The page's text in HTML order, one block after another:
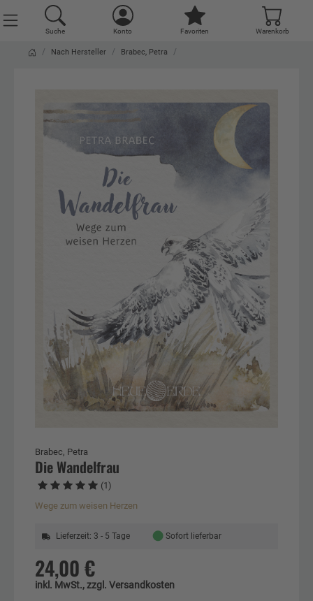
Suche Konto Favoriten Warenkorb
Nach Hersteller Brabec, Petra
Brabec, Petra
Die Wandelfrau
(1)
Wege zum weisen Herzen
Lieferzeit: 3 - 5 Tage ● Sofort lieferbar
24,00 €
inkl. MwSt., zzgl. Versandkosten